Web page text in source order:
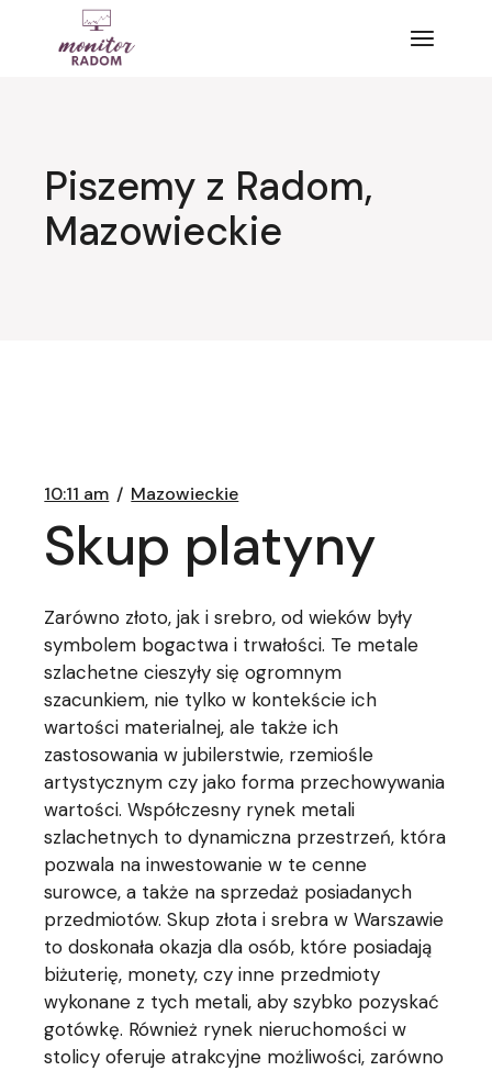
Piszemy z Radom,
Mazowieckie
10:11 am Mazowieckie
Skup platyny
Zarówno złoto, jak i srebro, od wieków były
symbolem bogactwa i trwałości. Te metale
szlachetne cieszyły się ogromnym
szacunkiem, nie tylko w kontekście ich
wartości materialnej, ale także ich
zastosowania w jubilerstwie, rzemiośle
artystycznym czy jako forma przechowywania
wartości. Współczesny rynek metali
szlachetnych to dynamiczna przestrzeń, która
pozwala na inwestowanie w te cenne
surowce, a także na sprzedaż posiadanych
przedmiotów. Skup złota i srebra w Warszawie
to doskonała okazja dla osób, które posiadają
biżuterię, monety, czy inne przedmioty
wykonane z tych metali, aby szybko pozyskać
gotówkę. Również rynek nieruchomości w
stolicy oferuje atrakcyjne możliwości, zarówno